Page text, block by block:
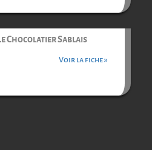
Chocolatier Sablais
Voir la fiche »